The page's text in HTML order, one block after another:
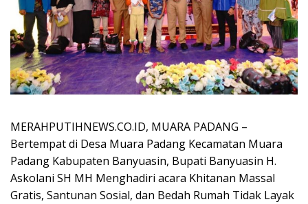
MERAHPUTIHNEWS.CO.ID, MUARA PADANG –
Bertempat di Desa Muara Padang Kecamatan Muara
Padang Kabupaten Banyuasin, Bupati Banyuasin H.
Askolani SH MH Menghadiri acara Khitanan Massal
Gratis, Santunan Sosial, dan Bedah Rumah Tidak Layak